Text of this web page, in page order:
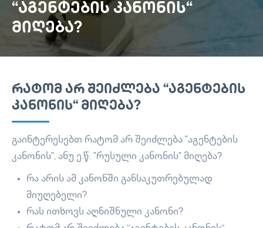
“ᲐᲒᲔᲜᲢᲔᲑᲘᲡ ᲙᲐᲜᲝᲜᲘᲡ“
ᲛᲘᲦᲔᲑᲐ?
ᲠᲐᲢᲝᲛ ᲐᲠ ᲨᲔᲘᲫᲚᲔᲑᲐ “ᲐᲒᲔᲜᲢᲔᲑᲘᲡ
ᲙᲐᲜᲝᲜᲘᲡ“ ᲛᲘᲦᲔᲑᲐ?
გაინტერესებთ რატომ არ შეიძლება "აგენტების
კანონის", ანუ ე.წ. "რუსული კანონის" მიღება?
რა არის ამ კანონში განსაკუთრებულად
მიუღებელი?
რას ითხოვს აღნიშნული კანონი?